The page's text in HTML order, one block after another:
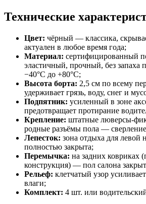
Технические
Цвет: чёрный — классика,
актуален в любое время года;
Материал: сертифицированный
эластичный, прочный, без запаха
−40°C до +80°C;
Высота борта: 2,5 см по всему
удерживает грязь, воду, снег и
Подпятник: усиленный в зоне
предотвращает протирание
Крепление: штатные люверсы-
родные разъёмы пола —
Лепесток: зона отдыха для левой
полностью закрыта;
Перемычка: на задних ковриках
конструкция) — пол салона
Рельеф: клетчатый узор
влаги;
Комплект: 4 шт. или